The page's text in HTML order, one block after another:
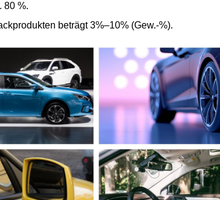
80 %.
beträgt 3%–10% (Gew.-%).